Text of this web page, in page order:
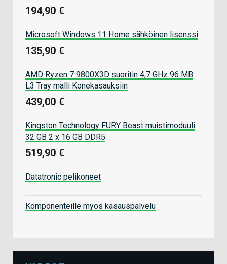
194,90 €
Microsoft Windows 11 Home sähköinen lisenssi
135,90 €
AMD Ryzen 7 9800X3D suoritin 4,7 GHz 96 MB
L3 Tray malli Konekasauksiin
439,00 €
Kingston Technology FURY Beast muistimoduuli
32 GB 2 x 16 GB DDR5
519,90 €
Datatronic pelikoneet
Komponenteille myös kasauspalvelu